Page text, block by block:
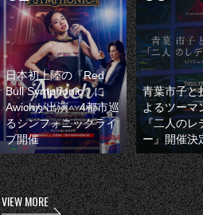
日本初上陸の『Red
Bull Symphonic』に
Awichが出演 4都市巡
るシンフォニックライ
ブ開催
青葉市子と
よるツーマ
『二人のレ
ー』開催決
VIEW MORE